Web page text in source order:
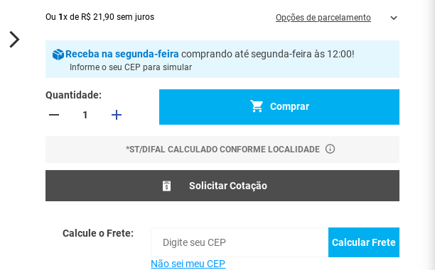
Ou 1x de R$ 21 ,90 sem juros Opções de parcelamento
Recebana segunda-feira comprando até segunda-feira às 12:00!
Informe o seu CEP para simular
Quantidade
Comprar
*ST/DIFAL CALCULADO CONFORME LOCALIDADE
Solicitar Cotação
Calcule o Frete:
Calcular Frete
Não sei meu CEP